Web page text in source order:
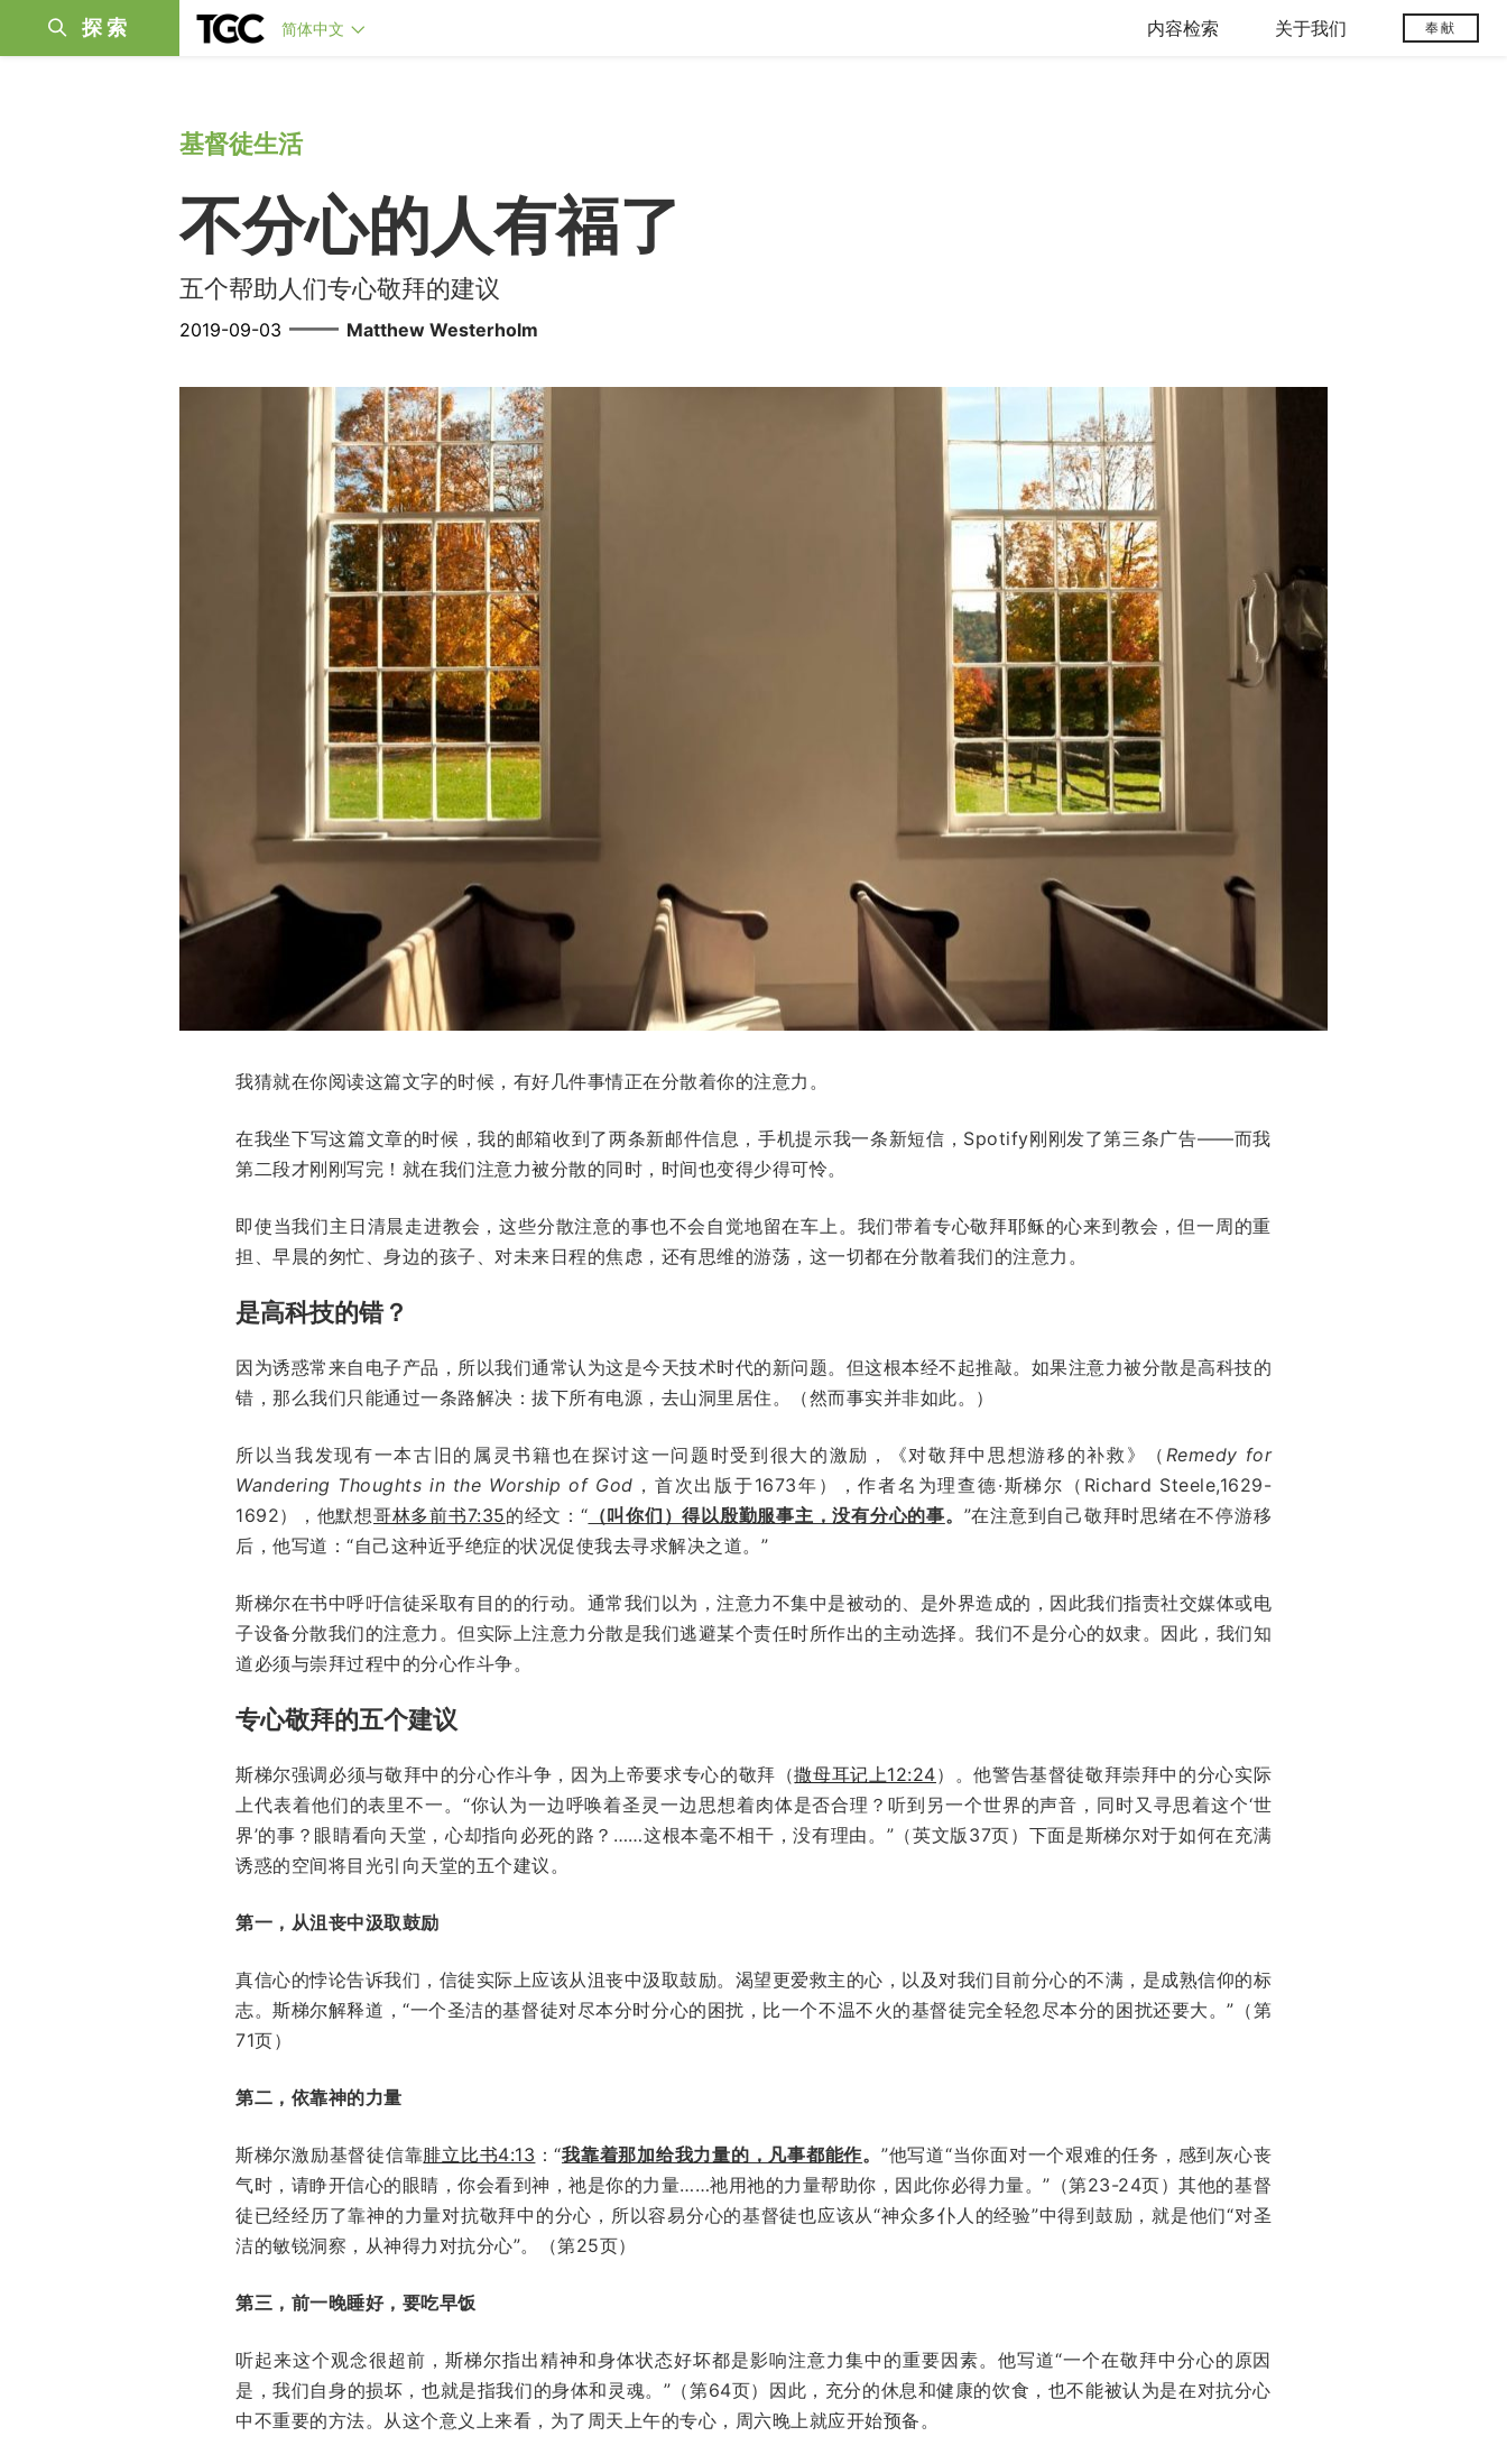
探索 简体中文 内容检索 关于我们 奉献
基督徒生活
不分心的人有福了
五个帮助人们专心敬拜的建议
2019-09-03 —— Matthew Westerholm
我猜就在你阅读这篇文字的时候，有好几件事情正在分散着你的注意力。
在我坐下写这篇文章的时候，我的邮箱收到了两条新邮件信息，手机提示我一条新短信，Spotify刚刚发了第三条广告——而我
第二段才刚刚写完！就在我们注意力被分散的同时，时间也变得少得可怜。
即使当我们主日清晨走进教会，这些分散注意的事也不会自觉地留在车上。我们带着专心敬拜耶稣的心来到教会，但一周的重
担、早晨的匆忙、身边的孩子、对未来日程的焦虑，还有思维的游荡，这一切都在分散着我们的注意力。
是高科技的错？
因为诱惑常来自电子产品，所以我们通常认为这是今天技术时代的新问题。但这根本经不起推敲。如果注意力被分散是高科技的
错，那么我们只能通过一条路解决：拔下所有电源，去山洞里居住。（然而事实并非如此。）
所以当我发现有一本古旧的属灵书籍也在探讨这一问题时受到很大的激励，《对敬拜中思想游移的补救》（ Remedy for
Wandering Thoughts in the Worship of God ，首次出版于1673年），作者名为理查德·斯梯尔（Richard Steele,1629-
1692），他默想哥林多前书7:35的经文：“ （叫你们）得以殷勤服事主，没有分心的事。 ”在注意到自己敬拜时思绪在不停游移
后，他写道：“自己这种近乎绝症的状况促使我去寻求解决之道。”
斯梯尔在书中呼吁信徒采取有目的的行动。通常我们以为，注意力不集中是被动的、是外界造成的，因此我们指责社交媒体或电
子设备分散我们的注意力。但实际上注意力分散是我们逃避某个责任时所作出的主动选择。我们不是分心的奴隶。因此，我们知
道必须与崇拜过程中的分心作斗争。
专心敬拜的五个建议
斯梯尔强调必须与敬拜中的分心作斗争，因为上帝要求专心的敬拜（撒母耳记上12:24）。他警告基督徒敬拜崇拜中的分心实际
上代表着他们的表里不一。“你认为一边呼唤着圣灵一边思想着肉体是否合理？听到另一个世界的声音，同时又寻思着这个‘世
界’的事？眼睛看向天堂，心却指向必死的路？……这根本毫不相干，没有理由。”（英文版37页）下面是斯梯尔对于如何在充满
诱惑的空间将目光引向天堂的五个建议。
第一，从沮丧中汲取鼓励
真信心的悖论告诉我们，信徒实际上应该从沮丧中汲取鼓励。渴望更爱救主的心，以及对我们目前分心的不满，是成熟信仰的标
志。斯梯尔解释道，“一个圣洁的基督徒对尽本分时分心的困扰，比一个不温不火的基督徒完全轻忽尽本分的困扰还要大。”（第
71页）
第二，依靠神的力量
斯梯尔激励基督徒信靠腓立比书4:13 ：“我靠着那加给我力量的，凡事都能作。 ”他写道“当你面对一个艰难的任务，感到灰心丧
气时，请睁开信心的眼睛，你会看到神，祂是你的力量……祂用祂的力量帮助你，因此你必得力量。”（第23-24页）其他的基督
徒已经经历了靠神的力量对抗敬拜中的分心，所以容易分心的基督徒也应该从“神众多仆人的经验”中得到鼓励，就是他们“对圣
洁的敏锐洞察，从神得力对抗分心”。（第25页）
第三，前一晚睡好，要吃早饭
听起来这个观念很超前，斯梯尔指出精神和身体状态好坏都是影响注意力集中的重要因素。他写道“一个在敬拜中分心的原因
是，我们自身的损坏，也就是指我们的身体和灵魂。”（第64页）因此，充分的休息和健康的饮食，也不能被认为是在对抗分心
中不重要的方法。从这个意义上来看，为了周天上午的专心，周六晚上就应开始预备。